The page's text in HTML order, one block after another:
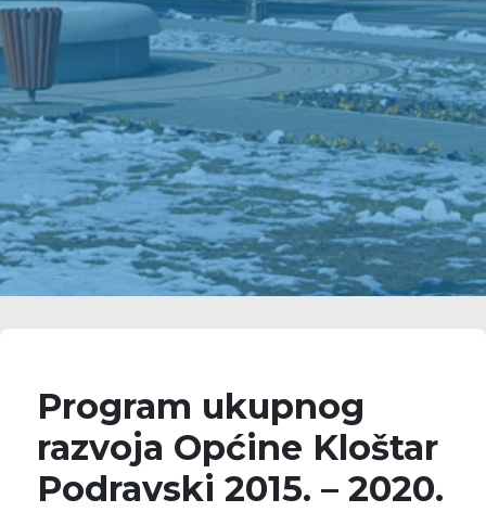
Program ukupnog
razvoja Općine Kloštar
Podravski 2015. – 2020.